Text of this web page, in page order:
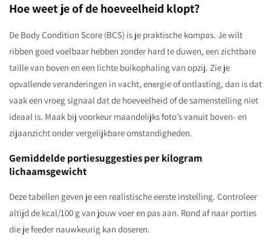
Hoe weet je of de hoeveelheid klopt?
De Body Condition Score (BCS) is je praktische kompas. Je wilt
ribben goed voelbaar hebben zonder hard te duwen, een zichtbare
taille van boven en een lichte buikophaling van opzij. Zie je
opvallende veranderingen in vacht, energie of ontlasting, dan is dat
vaak een vroeg signaal dat de hoeveelheid of de samenstelling niet
ideaal is. Maak bij voorkeur maandelijks foto’s vanuit boven- en
zijaanzicht onder vergelijkbare omstandigheden.
Gemiddelde portiesuggesties per kilogram
lichaamsgewicht
Deze tabellen geven je een realistische eerste instelling. Controleer
altijd de kcal/100 g van jouw voer en pas aan. Rond af naar porties
die je feeder nauwkeurig kan doseren.